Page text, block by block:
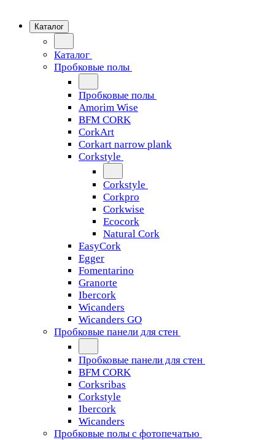
Каталог
Каталог
Пробковые полы
Пробковые полы
Amorim Wise
BFM CORK
CorkArt
Corkart narrow plank
Corkstyle
Corkstyle
Corkpro
Corkwise
Ecocork
Natural Cork
EasyCork
Egger
Fomentarino
Granorte
Ibercork
Wicanders
Wicanders GO
Пробковые панели для стен
Пробковые панели для стен
BFM CORK
Corksribas
Corkstyle
Ibercork
Wicanders
Пробковые полы с фотопечатью